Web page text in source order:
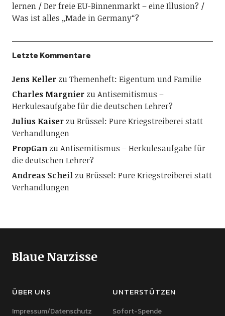
lernen
Der freie EU-Binnenmarkt – eine Illusion?
Was ist alles „Made in Germany“?
Letzte Kommentare
Jens KellerzuThemenheft: Eigentum und Familie
Charles MargnierzuAntisemitismus –
Herkulesaufgabe für die deutschen Lehrer?
Julius KaiserzuBrüssel: Pure Kriegstreiberei statt
Verhandlungen
PropGanzuAntisemitismus – Herkulesaufgabe für
die deutschen Lehrer?
Andreas ScheilzuBrüssel: Pure Kriegstreiberei statt
Verhandlungen
Blaue Narzisse
ÜBER UNS
Impressum/Datenschutz
UNTERSTÜTZEN
Sofort-Spende